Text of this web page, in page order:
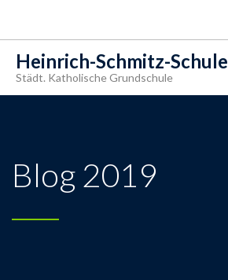
Heinrich-Schmitz-Schule
Städt. Katholische Grundschule
Blog 2019